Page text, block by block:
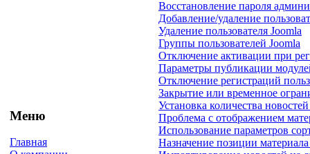
Меню
Главная
Восстановление пароля
Добавление/удаление
Удаление пользователя Joomla
Группы пользователей Joomla
Отключение активации при
Параметры публикации
Отключение регистраций
Закрытие или временное
Установка количества
Проблема с отображением
Использование параметров
Назначение позиции